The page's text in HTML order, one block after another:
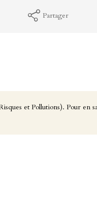
Partager
et Pollutions). Pour en